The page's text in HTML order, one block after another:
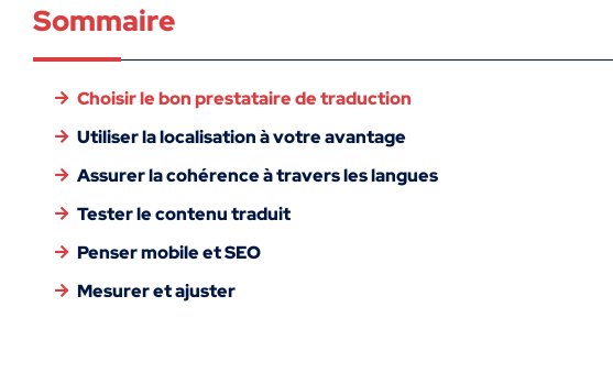
Sommaire
Choisir le bon prestataire de traduction
Utiliser la localisation à votre avantage
Assurer la cohérence à travers les langues
Tester le contenu traduit
Penser mobile et SEO
Mesurer et ajuster